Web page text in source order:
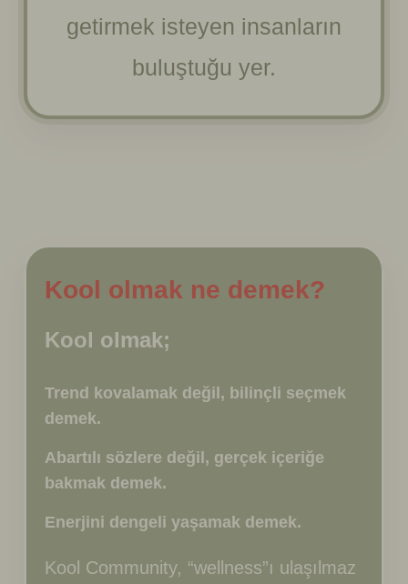
getirmek isteyen insanların
buluştuğu yer.
Kool olmak ne demek?
Kool olmak;
Trend kovalamak değil, bilinçli seçmek
demek.
Abartılı sözlere değil, gerçek içeriğe
bakmak demek.
Enerjini dengeli yaşamak demek.
Kool Community, “wellness”ı ulaşılmaz